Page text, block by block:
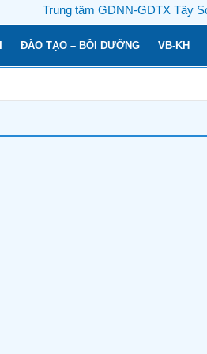
ĐÀO TẠO – BỒI DƯỠNG VB-KH